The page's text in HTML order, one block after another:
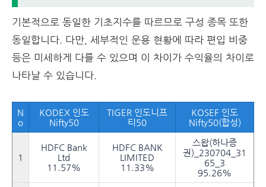
기본적으로 동일한 기초지수를 따르므로 구성 종목 또한
동일합니다. 다만, 세부적인 운용 현황에 따라 편입 비중
등은 미세하게 다를 수 있으며 이 차이가 수익율의 차이로
나타날 수 있습니다.
N
o
KODEX 인도
Nifty50
TIGER 인도니프
티50
KOSEF 인도
Nifty50(합성)
1
HDFC Bank
Ltd
11.57%
HDFC BANK
LIMITED
11.33%
스왑(하나증
권)_230704_31
65_3
95.26%